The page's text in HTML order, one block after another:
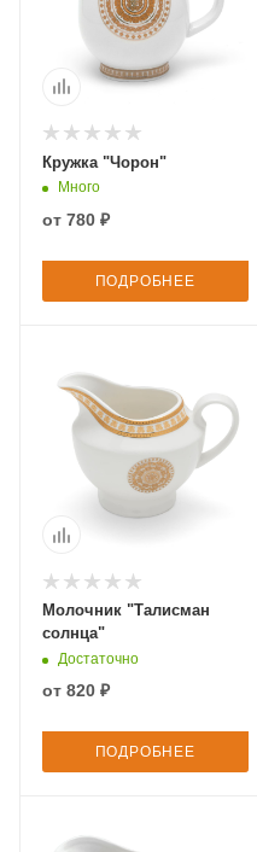
Кружка "Чорон"
Много
от 780 ₽
ПОДРОБНЕЕ
Молочник "Талисман
солнца"
Достаточно
от 820 ₽
ПОДРОБНЕЕ